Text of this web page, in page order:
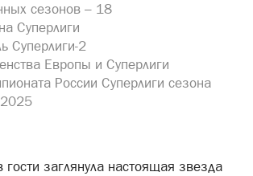
сезонов – 18
Суперлиги
Суперлиги-2
Европы и Суперлиги
России Суперлиги сезона
заглянула настоящая звезда